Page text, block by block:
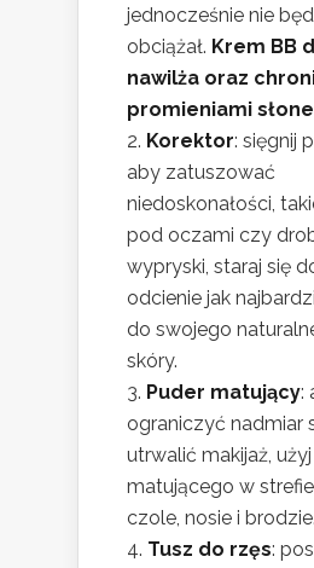
jednocześnie nie
obciążał. Krem BB
nawilża oraz
promieniami
Korektor: sięgnij
aby zatuszować
niedoskonałości,
pod oczami czy
wypryski, staraj się
odcienie jak
do swojego
skóry.
Puder matujący:
ograniczyć nadmiar
utrwalić makijaż,
matującego w
czole, nosie i brodzie.
Tusz do rzęs: